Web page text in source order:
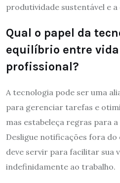
produtividade sustentável e
Qual o papel da
equilíbrio entre vida
profissional?
A tecnologia pode ser uma
para gerenciar tarefas e
mas estabeleça regras para
Desligue notificações fora do
deve servir para facilitar sua
indefinidamente ao trabalho.